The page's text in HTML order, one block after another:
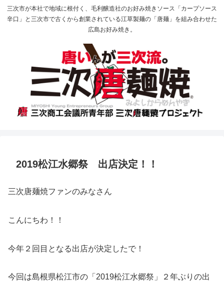
三次市が本社で地域に根付く、毛利醸造社のお好み焼きソース「カープソース
辛口」と三次市で古くから創業されている江草製麺の「唐麺」を組み合わせた
広島お好み焼き。
2019松江水郷祭 出店決定！！
三次唐麺焼ファンのみなさん
こんにちわ！！
今年２回目となる出店が決定したで！
今回は島根県松江市の「2019松江水郷祭」２年ぶりの出